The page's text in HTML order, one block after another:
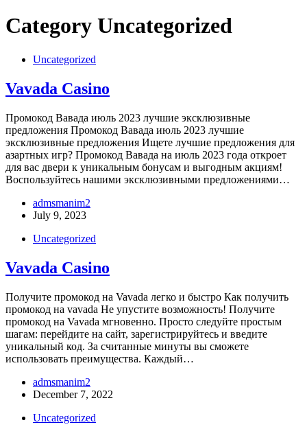
Category Uncategorized
Uncategorized
Vavada Casino
Промокод Вавада июль 2023 лучшие эксклюзивные
предложения Промокод Вавада июль 2023 лучшие
эксклюзивные предложения Ищете лучшие предложения для
азартных игр? Промокод Вавада на июль 2023 года откроет
для вас двери к уникальным бонусам и выгодным акциям!
Воспользуйтесь нашими эксклюзивными предложениями…
admsmanim2
July 9, 2023
Uncategorized
Vavada Casino
Получите промокод на Vavada легко и быстро Как получить
промокод на vavada Не упустите возможность! Получите
промокод на Vavada мгновенно. Просто следуйте простым
шагам: перейдите на сайт, зарегистрируйтесь и введите
уникальный код. За считанные минуты вы сможете
использовать преимущества. Каждый…
admsmanim2
December 7, 2022
Uncategorized